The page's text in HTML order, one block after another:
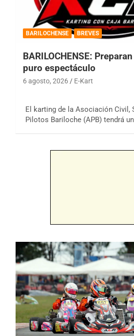
BARILOCHENSE BREVES
BARILOCHENSE:
puro espectáculo
6 agosto, 2026 E-Kart
El karting de la Asociación Civil,
Pilotos Bariloche (APB) tendrá